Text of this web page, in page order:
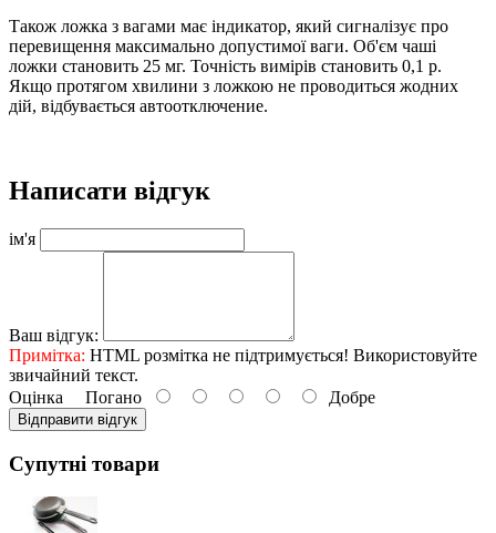
Також ложка з вагами має індикатор, який сигналізує про
перевищення максимально допустимої ваги. Об'єм чаші
ложки становить 25 мг. Точність вимірів становить 0,1 р.
Якщо протягом хвилини з ложкою не проводиться жодних
дій, відбувається автоотключение.
Написати відгук
ім'я
Ваш відгук:
Примітка: HTML розмітка не підтримується! Використовуйте
звичайний текст.
Оцінка Погано Добре
Відправити відгук
Супутні товари